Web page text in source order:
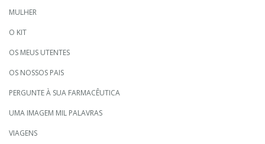
MULHER
O KIT
OS MEUS UTENTES
OS NOSSOS PAIS
PERGUNTE À SUA FARMACÊUTICA
UMA IMAGEM MIL PALAVRAS
VIAGENS